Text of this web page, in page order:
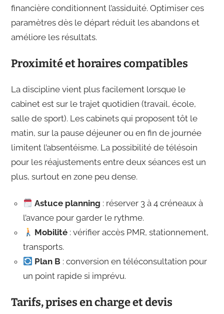
financière conditionnent l’assiduité. Optimiser ces
paramètres dès le départ réduit les abandons et
améliore les résultats.
Proximité et horaires compatibles
La discipline vient plus facilement lorsque le
cabinet est sur le trajet quotidien (travail, école,
salle de sport). Les cabinets qui proposent tôt le
matin, sur la pause déjeuner ou en fin de journée
limitent l’absentéisme. La possibilité de télésoin
pour les réajustements entre deux séances est un
plus, surtout en zone peu dense.
Astuce planning : réserver 3 à 4 créneaux à
l’avance pour garder le rythme.
Mobilité: vérifier accès PMR, stationnement,
transports.
Plan B : conversion en téléconsultation pour
un point rapide si imprévu.
Tarifs, prises en charge et devis